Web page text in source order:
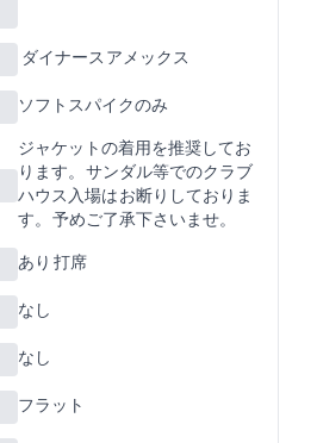
JCB VISA MASTER ダイナース アメックス
ソフトスパイクのみ
ジャケットの着用を推奨してお
ります。 サンダル等でのクラブ
ハウス入場は お断りしておりま
す。 予めご了承下さいませ。
あり 35Y 8打席
なし
なし
フラット